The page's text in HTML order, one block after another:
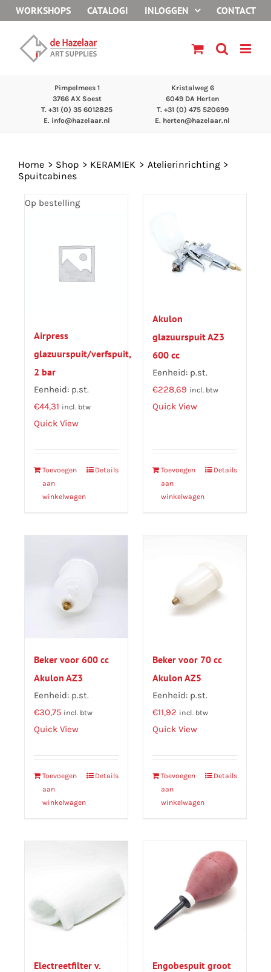
naar
inhoud
WORKSHOPS CATALOGI INLOGGEN CONTACT
Pimpelmees 1
3766 AX Soest
T. +31 (0) 35 6012825
E. info@hazelaar.nl
Kristalweg 6
6049 DA Herten
T. +31 (0) 475 520699
E. herten@hazelaar.nl
Home Shop KERAMIEK
Atelierinrichting
Spuitcabines
Op bestelling
Airpress
glazuurspuit/verfspuit,
2 bar
Eenheid: p.st.
€44,31 incl. btw
Quick View
Toevoegen
aan
winkelwagen
Details
Akulon
glazuurspuit AZ3
600 cc
Eenheid: p.st.
€228,69 incl. btw
Quick View
Toevoegen
aan
winkelwagen
Details
Beker voor 600 cc
Akulon AZ3
Eenheid: p.st.
€30,75 incl. btw
Quick View
Toevoegen
aan
winkelwagen
Details
Beker voor 70 cc
Akulon AZ5
Eenheid: p.st.
€11,92 incl. btw
Quick View
Toevoegen
aan
winkelwagen
Details
Electreetfilter v.
Engobespuit groot